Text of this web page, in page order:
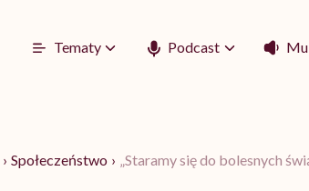
Tematy Podcast
› Społeczeństwo › „Staramy się do bolesnych